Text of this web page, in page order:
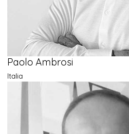
Paolo Ambrosi
Italia